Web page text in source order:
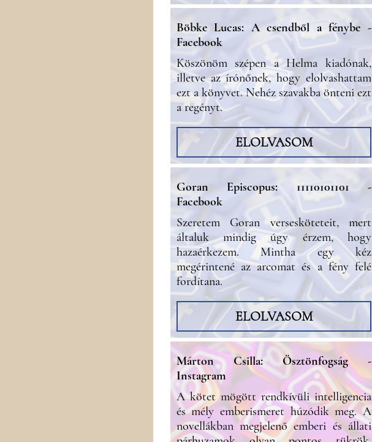
Böbke Lucas: A csendből a fénybe -
Facebook
Köszönöm szépen a Helma kiadónak,
illetve az írónőnek, hogy elolvashattam
ezt a könyvet. Nehéz szavakba önteni ezt
a regényt.
ELOLVASOM
Goran Episcopus: 11110101101 -
Facebook
Szeretem Goran versesköteteit, mert
általuk mindig úgy érzem, hogy
hazaérkezem. Mintha egy kéz
megérintené az arcomat és a fény felé
fordítana.
ELOLVASOM
Márton Csilla: Ösztönfogság -
Instagram
A kötet mögött rendkívüli intelligencia
és mély emberismeret húzódik meg. A
novellákban megjelenő emberi és állati